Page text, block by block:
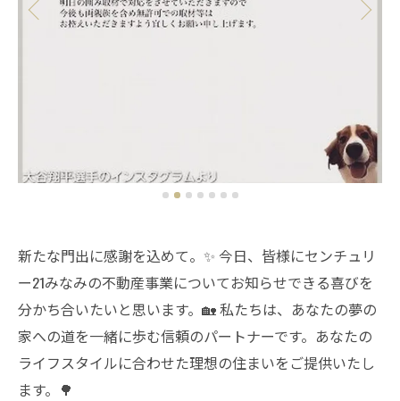
新たな門出に感謝を込めて。✨ 今日、皆様にセンチュリ
ー21みなみの不動産事業についてお知らせできる喜びを
分かち合いたいと思います。🏡 私たちは、あなたの夢の
家への道を一緒に歩む信頼のパートナーです。あなたの
ライフスタイルに合わせた理想の住まいをご提供いたし
ます。🌳